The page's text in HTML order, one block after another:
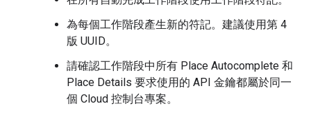
為每個工作階段產生新的符記。建議使用第 4
版 UUID。
請確認工作階段中所有 Place Autocomplete 和
Place Details 要求使用的 API 金鑰都屬於同一
個 Cloud 控制台專案。